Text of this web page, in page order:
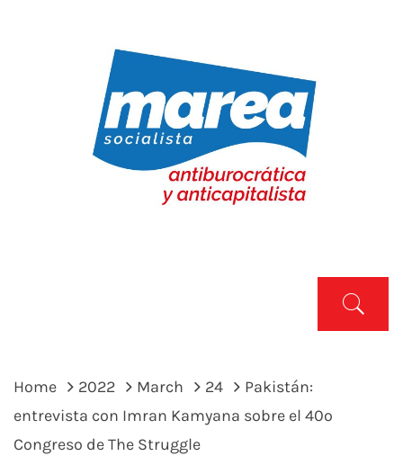
MAREA SOCIALISTA
Home 2022 March 24
Pakistán:
entrevista con Imran Kamyana sobre el 40º
Congreso de The Struggle